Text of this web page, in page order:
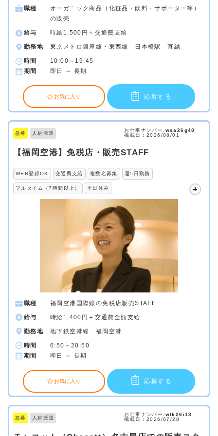
職種
オーガニック商品（化粧品・飲料・サポーター等）
の販売
給与 時給1,500円＋交通費支給
勤務地 東京メトロ銀座線・東西線 日本橋駅 直結
時間
10:00～19:45
期間
即日 ～ 長期
お気に入り 応募する
急募 人材派遣
お仕事ナンバー. wsa26g48
掲載日：2026/08/01
【福岡空港】免税店・販売STAFF
WEB登録OK 交通費支給 複数名募集 週5日勤務
フルタイム（7時間以上） 平日休み
職種 福岡空港国際線の免税店販売STAFF
給与 時給1,400円＋交通費全額支給
勤務地 地下鉄空港線 福岡空港
時間
6:50～20:50
期間
即日 ～ 長期
お気に入り 応募する
急募 人材派遣
お仕事ナンバー. wtk26i18
掲載日：2026/07/28